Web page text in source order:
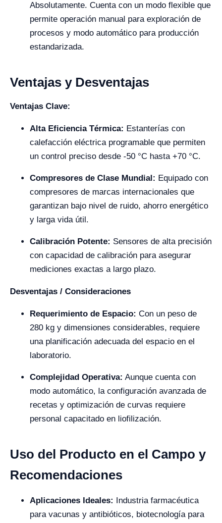
Absolutamente. Cuenta con un modo flexible que
permite operación manual para exploración de
procesos y modo automático para producción
estandarizada.
Ventajas y Desventajas
Ventajas Clave:
Alta Eficiencia Térmica: Estanterías con
calefacción eléctrica programable que permiten
un control preciso desde -50 °C hasta +70 °C.
Compresores de Clase Mundial: Equipado con
compresores de marcas internacionales que
garantizan bajo nivel de ruido, ahorro energético
y larga vida útil.
Calibración Potente: Sensores de alta precisión
con capacidad de calibración para asegurar
mediciones exactas a largo plazo.
Desventajas / Consideraciones
Requerimiento de Espacio: Con un peso de
280 kg y dimensiones considerables, requiere
una planificación adecuada del espacio en el
laboratorio.
Complejidad Operativa: Aunque cuenta con
modo automático, la configuración avanzada de
recetas y optimización de curvas requiere
personal capacitado en liofilización.
Uso del Producto en el Campo y
Recomendaciones
Aplicaciones Ideales: Industria farmacéutica
para vacunas y antibióticos, biotecnología para